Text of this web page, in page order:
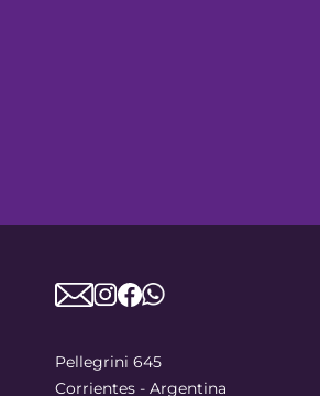
Pellegrini 645
Corrientes - Argentina